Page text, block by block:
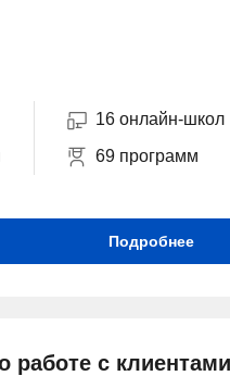
16 онлайн-школ
69 программ
Подробнее
работе с клиентами